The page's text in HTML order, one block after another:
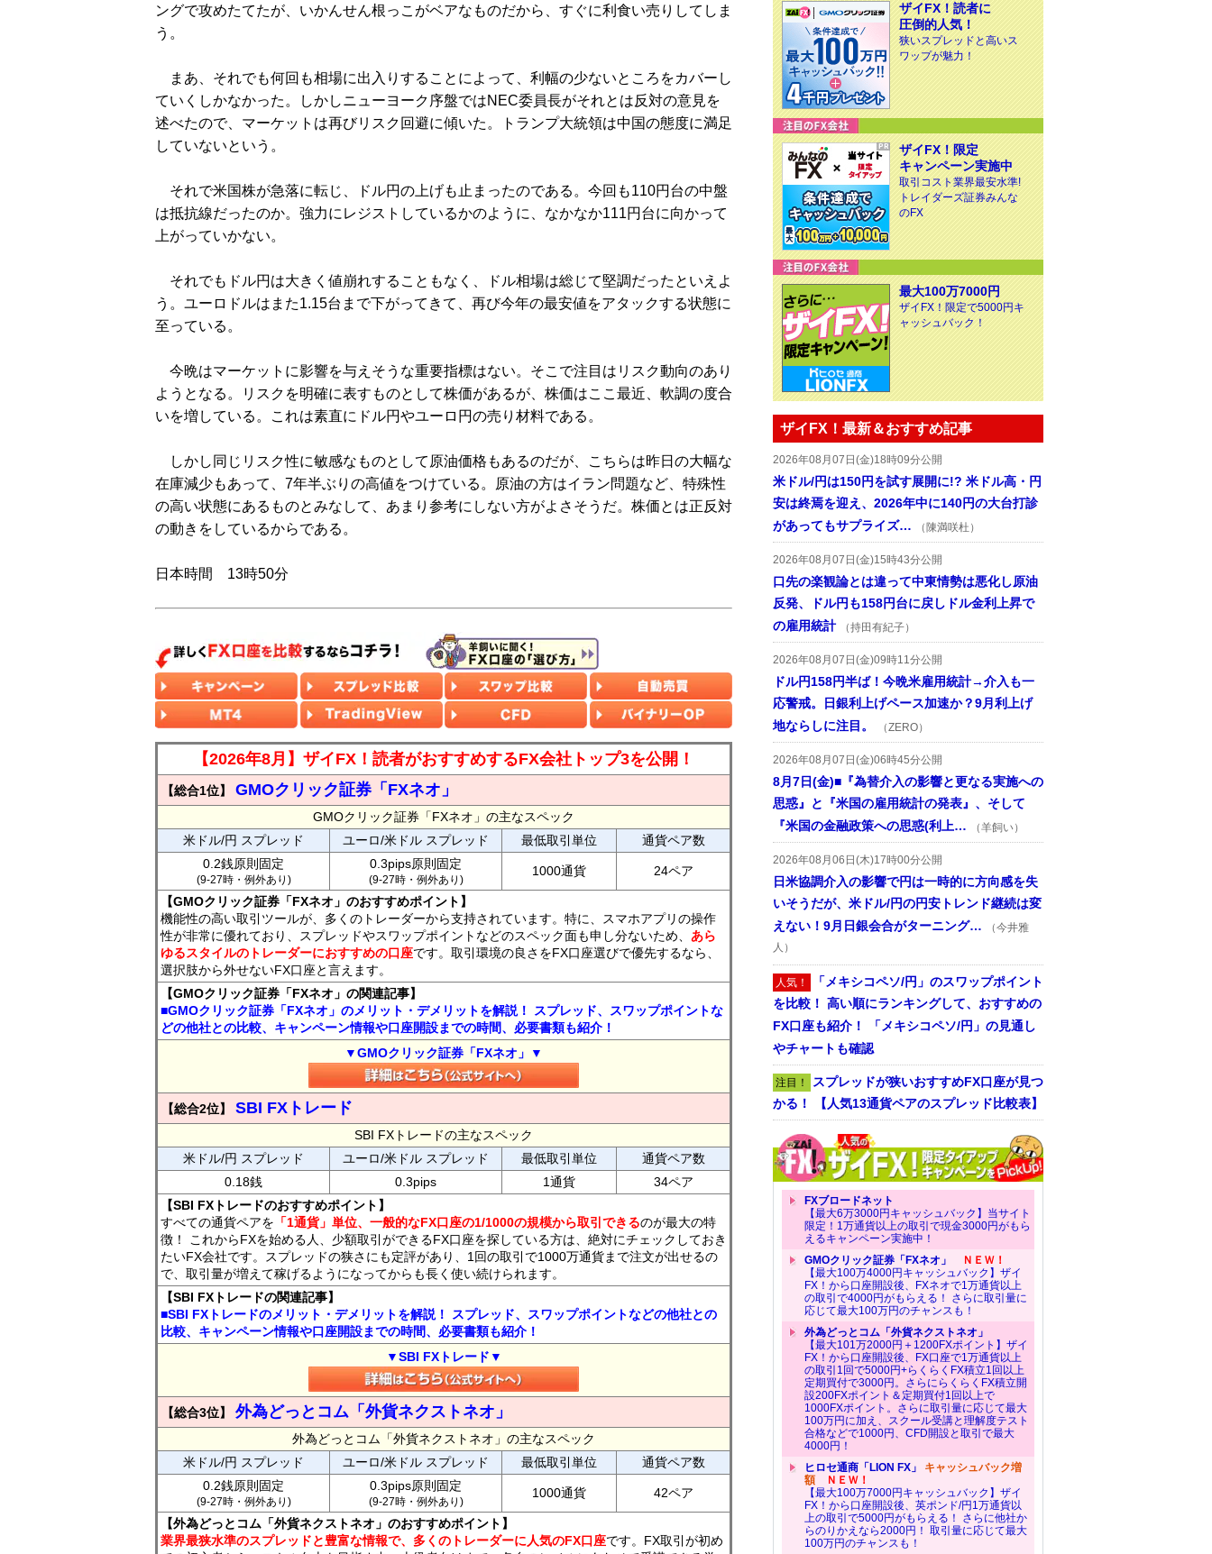
ングで攻めたてたが、いかんせん根っこがベアなものだから、すぐに利食い売りしてしま
う。
まあ、それでも何回も相場に出入りすることによって、利幅の少ないところをカバーし
ていくしかなかった。しかしニューヨーク序盤ではNEC委員長がそれとは反対の意見を
述べたので、マーケットは再びリスク回避に傾いた。トランプ大統領は中国の態度に満足
していないという。
それで米国株が急落に転じ、ドル円の上げも止まったのである。今回も110円台の中盤
は抵抗線だったのか。強力にレジストしているかのように、なかなか111円台に向かって
上がっていかない。
それでもドル円は大きく値崩れすることもなく、ドル相場は総じて堅調だったといえよ
う。ユーロドルはまた1.15台まで下がってきて、再び今年の最安値をアタックする状態に
至っている。
今晩はマーケットに影響を与えそうな重要指標はない。そこで注目はリスク動向のあり
ようとなる。リスクを明確に表すものとして株価があるが、株価はここ最近、軟調の度合
いを増している。これは素直にドル円やユーロ円の売り材料である。
しかし同じリスク性に敏感なものとして原油価格もあるのだが、こちらは昨日の大幅な
在庫減少もあって、7年半ぶりの高値をつけている。原油の方はイラン問題など、特殊性
の高い状態にあるものとみなして、あまり参考にしない方がよさそうだ。株価とは正反対
の動きをしているからである。
日本時間 13時50分
【2026年8月】ザイFX！読者がおすすめするFX会社トップ3を公開！
【総合1位】 GMOクリック証券「FXネオ」
GMOクリック証券「FXネオ」の主なスペック
米ドル/円 スプレッド
ユーロ/米ドル スプレッド 最低取引単位
通貨ペア数
0.2銭原則固定
(9-27時・例外あり)
0.3pips原則固定
(9-27時・例外あり)
1000通貨 24ペア
【GMOクリック証券「FXネオ」のおすすめポイント】
機能性の高い取引ツールが、多くのトレーダーから支持されています。特に、スマホアプリの操作
性が非常に優れており、スプレッドやスワップポイントなどのスペック面も申し分ないため、 あら
ゆるスタイルのトレーダーにおすすめの口座です。取引環境の良さをFX口座選びで優先するなら、
選択肢から外せないFX口座と言えます。
【GMOクリック証券「FXネオ」の関連記事】
■GMOクリック証券「FXネオ」のメリット・デメリットを解説！ スプレッド、スワップポイントな
どの他社との比較、キャンペーン情報や口座開設までの時間、必要書類も紹介！
▼GMOクリック証券「FXネオ」▼
【総合2位】 SBI FXトレード
SBI FXトレードの主なスペック
米ドル/円 スプレッド
ユーロ/米ドル スプレッド 最低取引単位
通貨ペア数
0.18銭
0.3pips 1通貨
34ペア
【SBI FXトレードのおすすめポイント】
すべての通貨ペアを 「1通貨」単位、一般的なFX口座の1/1000の規模から取引できるのが最大の特
徴！ これからFXを始める人、少額取引ができるFX口座を探している方は、絶対にチェックしておき
たいFX会社です。スプレッドの狭さにも定評があり、1回の取引で1000万通貨まで注文が出せるの
で、取引量が増えて稼げるようになってからも長く使い続けられます。
【SBI FXトレードの関連記事】
■SBI FXトレードのメリット・デメリットを解説！ スプレッド、スワップポイントなどの他社との
比較、キャンペーン情報や口座開設までの時間、必要書類も紹介！
▼SBI FXトレード▼
【総合3位】 外為どっとコム「外貨ネクストネオ」
外為どっとコム「外貨ネクストネオ」の主なスペック
米ドル/円 スプレッド
ユーロ/米ドル スプレッド 最低取引単位
通貨ペア数
0.2銭原則固定
(9-27時・例外あり)
0.3pips原則固定
(9-27時・例外あり)
1000通貨 42ペア
【外為どっとコム「外貨ネクストネオ」のおすすめポイント】
業界最狭水準のスプレッドと豊富な情報で、多くのトレーダーに人気のFX口座です。FX取引が初め
ザイFX！読者に
圧倒的人気！
狭いスプレッドと高いス
ワップが魅力！
ザイFX！限定
キャンペーン実施中
取引コスト業界最安水準!
トレイダーズ証券みんな
のFX
最大100万7000円
ザイFX！限定で5000円キ
ャッシュバック！
ザイFX！最新＆おすすめ記事
2026年08月07日(金)18時09分公開
米ドル/円は150円を試す展開に!? 米ドル高・円
安は終焉を迎え、2026年中に140円の大台打診
があってもサプライズ…
（陳満咲杜）
2026年08月07日(金)15時43分公開
口先の楽観論とは違って中東情勢は悪化し原油
反発、ドル円も158円台に戻しドル金利上昇で
の雇用統計
（持田有紀子）
2026年08月07日(金)09時11分公開
ドル円158円半ば！今晩米雇用統計→介入も一
応警戒。日銀利上げペース加速か？9月利上げ
地ならしに注目。
（ZERO）
2026年08月07日(金)06時45分公開
8月7日(金)■『為替介入の影響と更なる実施への
思惑』と『米国の雇用統計の発表』、そして
『米国の金融政策への思惑(利上…
（羊飼い）
2026年08月06日(木)17時00分公開
日米協調介入の影響で円は一時的に方向感を失
いそうだが、米ドル/円の円安トレンド継続は変
えない！9月日銀会合がターニング…
（今井雅
人）
人気！ 「メキシコペソ/円」のスワップポイント
を比較！ 高い順にランキングして、おすすめの
FX口座も紹介！ 「メキシコペソ/円」の見通し
やチャートも確認
注目！ スプレッドが狭いおすすめFX口座が見つ
かる！ 【人気13通貨ペアのスプレッド比較表】
FXブロードネット
【最大6万3000円キャッシュバック】当サイト
限定！1万通貨以上の取引で現金3000円がもら
えるキャンペーン実施中！
GMOクリック証券「FXネオ」
ＮＥＷ！
【最大100万4000円キャッシュバック】ザイ
FX！から口座開設後、FXネオで1万通貨以上
の取引で4000円がもらえる！ さらに取引量に
応じて最大100万円のチャンスも！
外為どっとコム「外貨ネクストネオ」
【最大101万2000円＋1200FXポイント】ザイ
FX！から口座開設後、FX口座で1万通貨以上
の取引1回で5000円+らくらくFX積立1回以上
定期買付で3000円。さらにらくらくFX積立開
設200FXポイント＆定期買付1回以上で
1000FXポイント。さらに取引量に応じて最大
100万円に加え、スクール受講と理解度テスト
合格などで1000円、CFD開設と取引で最大
4000円！
ヒロセ通商「LION FX」 キャッシュバック増
額ＮＥＷ！
【最大100万7000円キャッシュバック】ザイ
FX！から口座開設後、英ポンド/円1万通貨以
上の取引で5000円がもらえる！ さらに他社か
らのりかえなら2000円！ 取引量に応じて最大
100万円のチャンスも！